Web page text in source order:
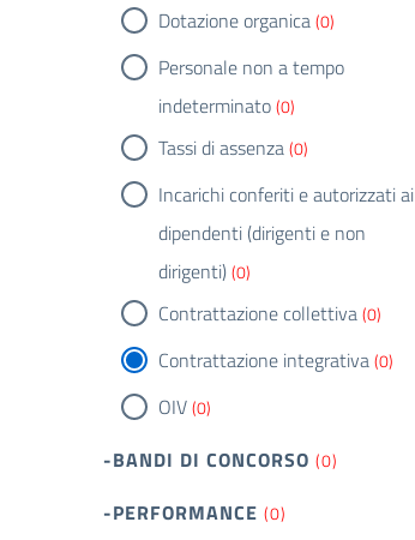
Dotazione organica(0)
Personale non a tempo
indeterminato(0)
Tassi di assenza(0)
Incarichi conferiti e autorizzati ai
dipendenti (dirigenti e non
dirigenti)(0)
Contrattazione collettiva(0)
Contrattazione integrativa(0)
OIV(0)
-BANDI DI CONCORSO (0)
-PERFORMANCE (0)